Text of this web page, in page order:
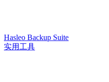
Hasleo Backup Suite
实用工具